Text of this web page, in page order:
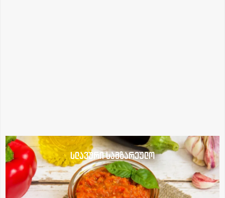
სლავური სამზარეულო